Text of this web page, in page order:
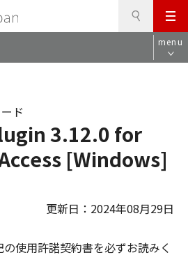
メ
ニ
ュ
menu
3.12.0 for
[Windows]
ド
更新日：2024年08月29日
使用許諾契約書を必ずお読みく